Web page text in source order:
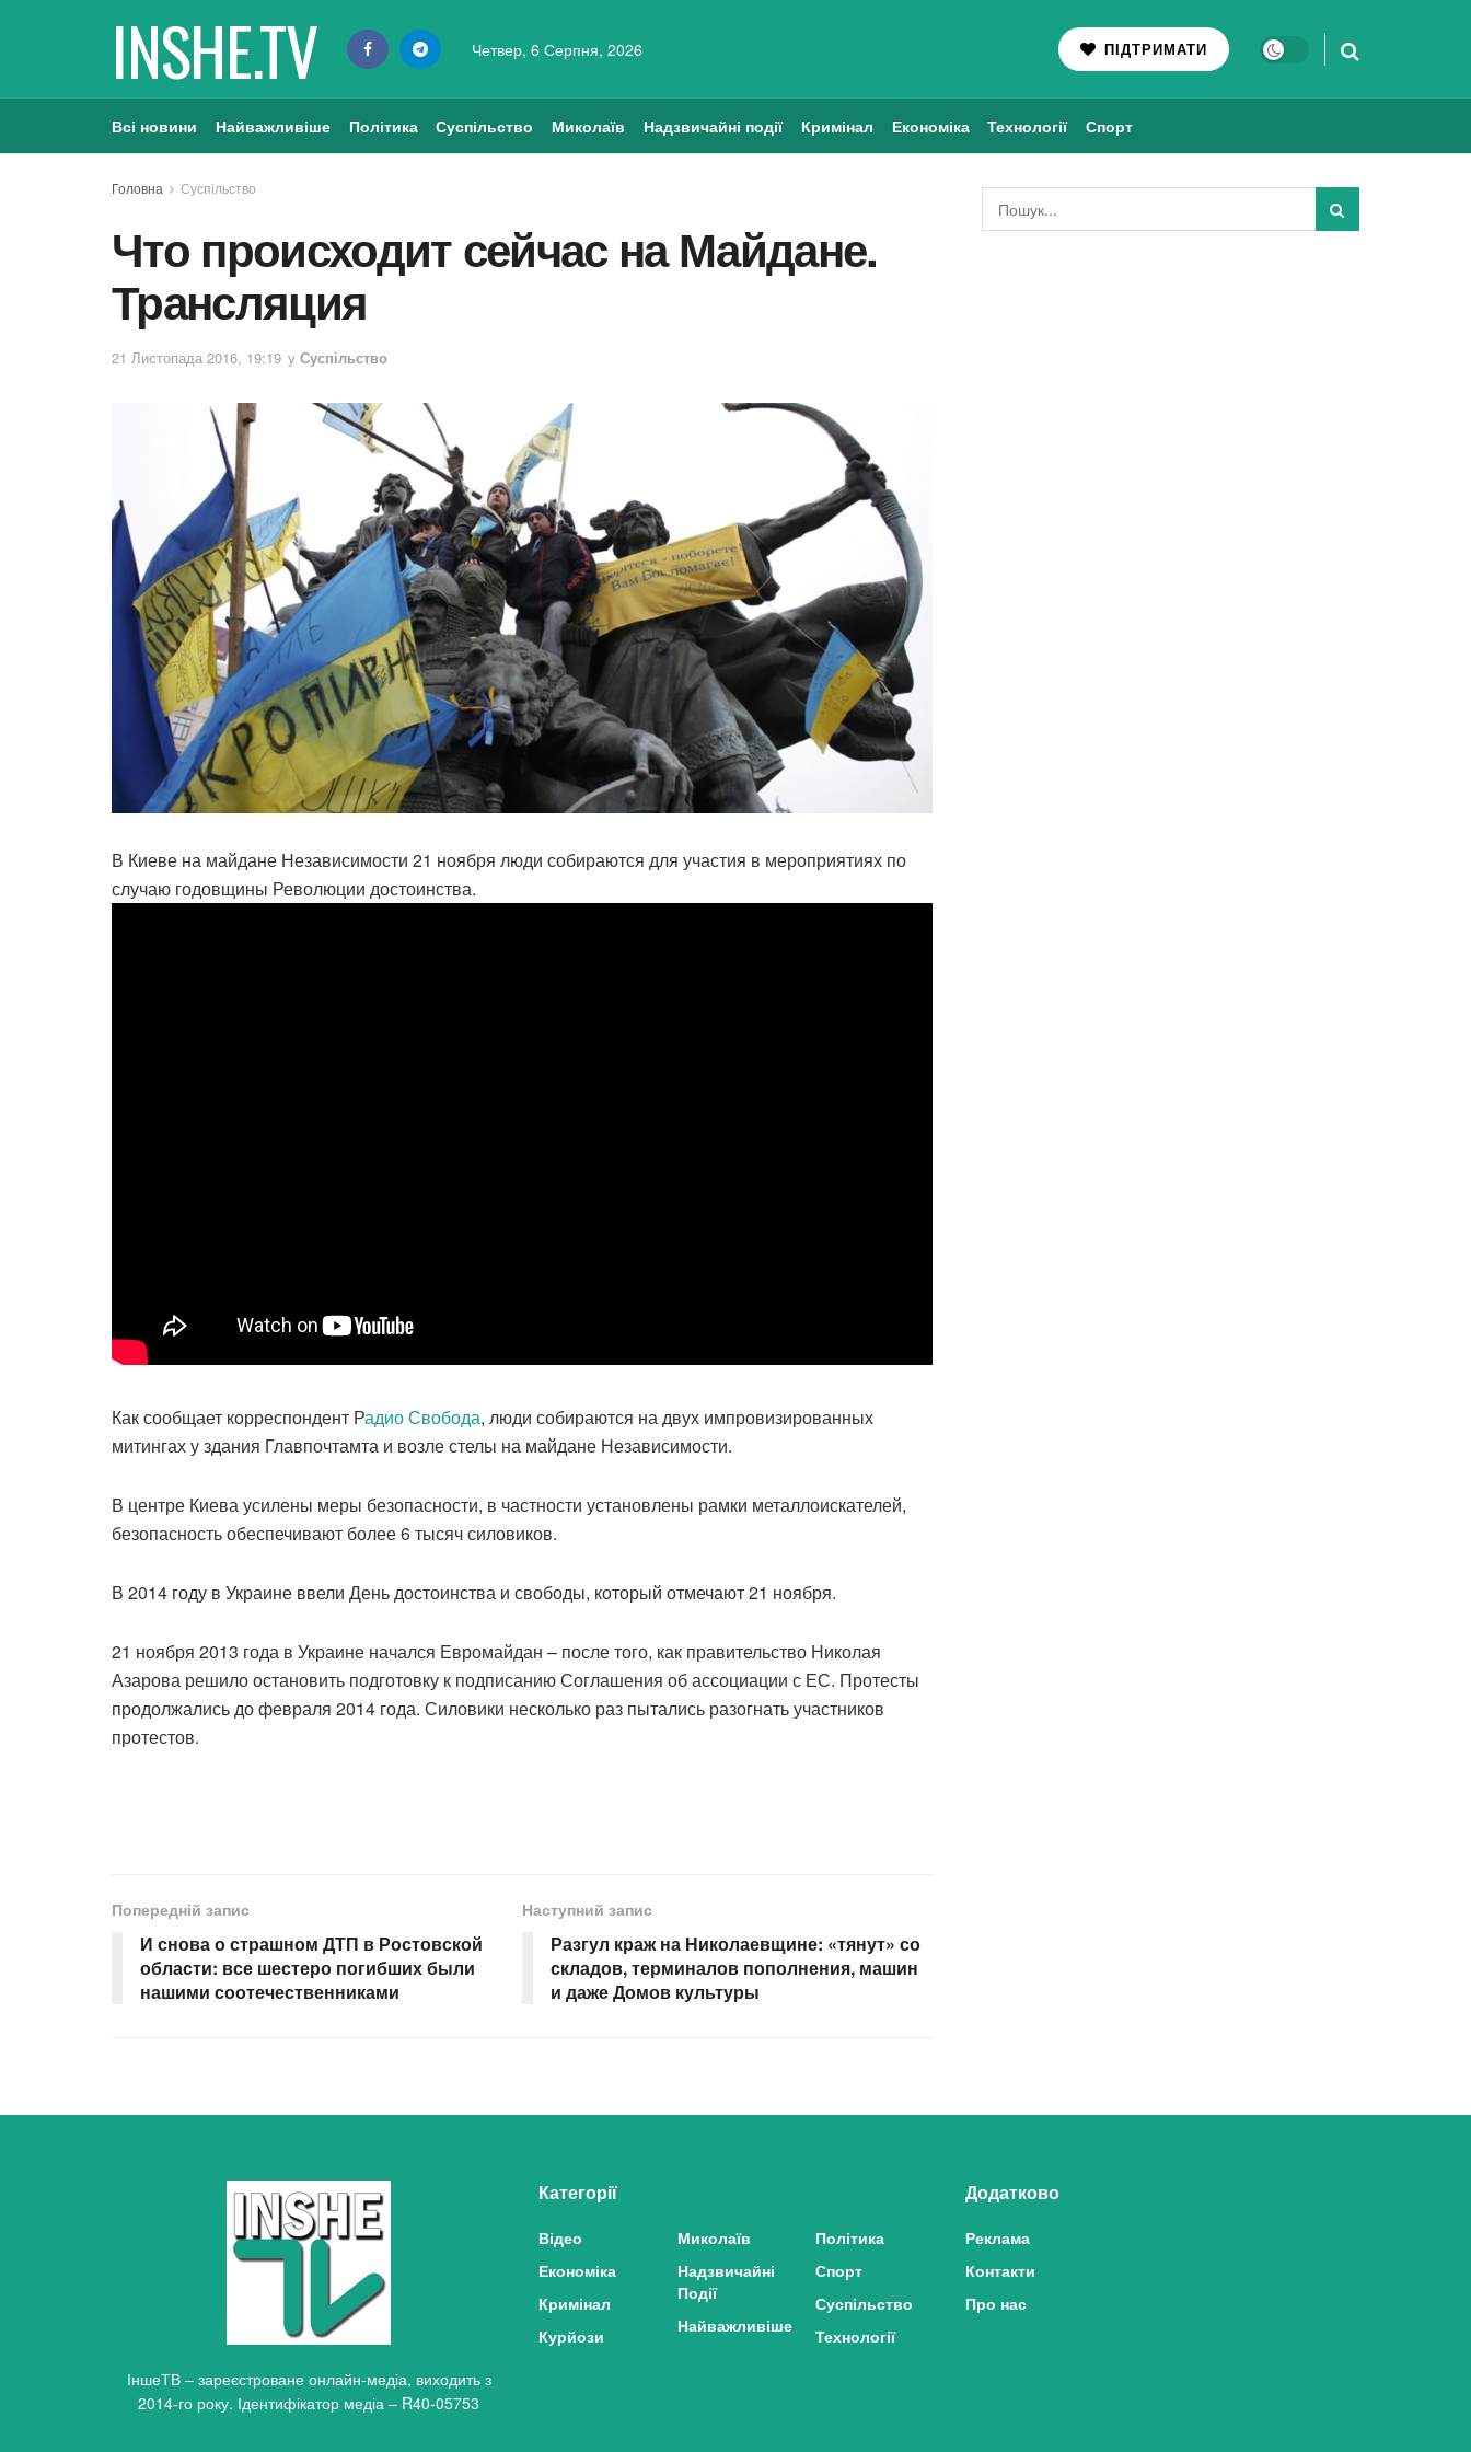
INSHE.TV Четвер, 6 Серпня, 2026 ПІДТРИМАТИ
Всі новини Найважливіше Політика Суспільство Миколаїв Надзвичайні події Кримінал Економіка Технології Спорт
Головна Суспільство
Что происходит сейчас на Майдане.
Трансляция
21 Листопада 2016, 19:19 у Суспільство
В Киеве на майдане Независимости 21 ноября люди собираются для участия в мероприятиях по
случаю годовщины Революции достоинства.
Как сообщает корреспондент Радио Свобода, люди собираются на двух импровизированных
митингах у здания Главпочтамта и возле стелы на майдане Независимости.
В центре Киева усилены меры безопасности, в частности установлены рамки металлоискателей,
безопасность обеспечивают более 6 тысяч силовиков.
В 2014 году в Украине ввели День достоинства и свободы, который отмечают 21 ноября.
21 ноября 2013 года в Украине начался Евромайдан – после того, как правительство Николая
Азарова решило остановить подготовку к подписанию Соглашения об ассоциации с ЕС. Протесты
продолжались до февраля 2014 года. Силовики несколько раз пытались разогнать участников
протестов.
Попередній запис
И снова о страшном ДТП в Ростовской
области: все шестеро погибших были
нашими соотечественниками
Наступний запис
Разгул краж на Николаевщине: «тянут» со
складов, терминалов пополнения, машин
и даже Домов культуры
ІншеТВ – зареєстроване онлайн-медіа, виходить з
2014-го року. Ідентифікатор медіа – R40-05753
Категорії
Відео
Економіка
Кримінал
Курйози
Миколаїв
Надзвичайні
Події
Найважливіше
Політика
Спорт
Суспільство
Технології
Додатково
Реклама
Контакти
Про нас